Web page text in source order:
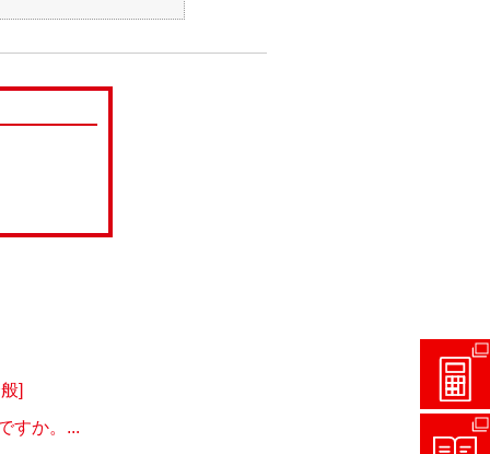
]
すか。...